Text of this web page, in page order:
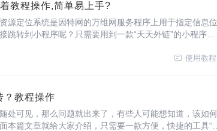
教程操作,简单易上手?
源定位系统是因特网的万维网服务程序上用于指定信息位
跳转到小程序呢？只需要用到一款“天天外链”的小程序即
使用教程
？教程操作
处可见，那么问题就出来了，有些人可能想知道，该如何
本篇文章就给大家介绍，只需要一款方便，快捷的工具“